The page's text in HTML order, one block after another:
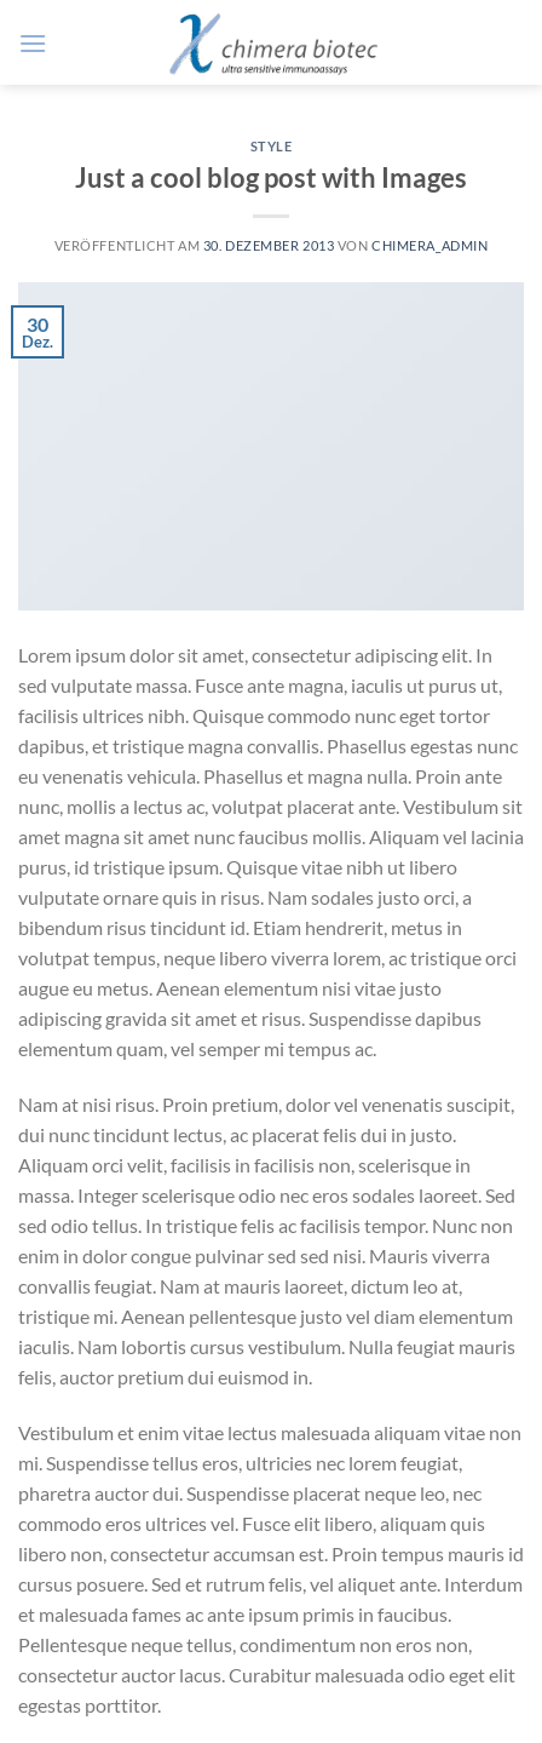
Inhalt
STYLE
Just a cool blog post with Images
VERÖFFENTLICHT AM 30. DEZEMBER 2013 VONCHIMERA_ADMIN
30
Dez.
Lorem ipsum dolor sit amet, consectetur adipiscing elit. In
sed vulputate massa. Fusce ante magna, iaculis ut purus ut,
facilisis ultrices nibh. Quisque commodo nunc eget tortor
dapibus, et tristique magna convallis. Phasellus egestas nunc
eu venenatis vehicula. Phasellus et magna nulla. Proin ante
nunc, mollis a lectus ac, volutpat placerat ante. Vestibulum sit
amet magna sit amet nunc faucibus mollis. Aliquam vel lacinia
purus, id tristique ipsum. Quisque vitae nibh ut libero
vulputate ornare quis in risus. Nam sodales justo orci, a
bibendum risus tincidunt id. Etiam hendrerit, metus in
volutpat tempus, neque libero viverra lorem, ac tristique orci
augue eu metus. Aenean elementum nisi vitae justo
adipiscing gravida sit amet et risus. Suspendisse dapibus
elementum quam, vel semper mi tempus ac.
Nam at nisi risus. Proin pretium, dolor vel venenatis suscipit,
dui nunc tincidunt lectus, ac placerat felis dui in justo.
Aliquam orci velit, facilisis in facilisis non, scelerisque in
massa. Integer scelerisque odio nec eros sodales laoreet. Sed
sed odio tellus. In tristique felis ac facilisis tempor. Nunc non
enim in dolor congue pulvinar sed sed nisi. Mauris viverra
convallis feugiat. Nam at mauris laoreet, dictum leo at,
tristique mi. Aenean pellentesque justo vel diam elementum
iaculis. Nam lobortis cursus vestibulum. Nulla feugiat mauris
felis, auctor pretium dui euismod in.
Vestibulum et enim vitae lectus malesuada aliquam vitae non
mi. Suspendisse tellus eros, ultricies nec lorem feugiat,
pharetra auctor dui. Suspendisse placerat neque leo, nec
commodo eros ultrices vel. Fusce elit libero, aliquam quis
libero non, consectetur accumsan est. Proin tempus mauris id
cursus posuere. Sed et rutrum felis, vel aliquet ante. Interdum
et malesuada fames ac ante ipsum primis in faucibus.
Pellentesque neque tellus, condimentum non eros non,
consectetur auctor lacus. Curabitur malesuada odio eget elit
egestas porttitor.